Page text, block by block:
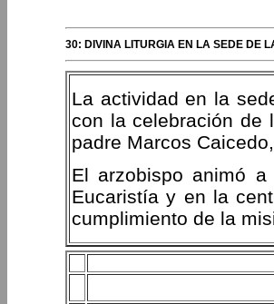
30: DIVINA LITURGIA EN LA SEDE DE
La actividad en la
con la celebración de
padre Marcos
El arzobispo animó
Eucaristía y en la
cumplimiento de la